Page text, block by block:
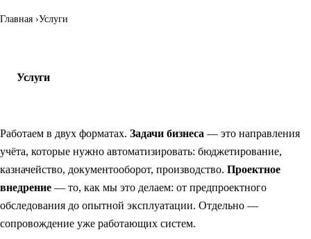
Главная Услуги
Услуги
Работаем в двух форматах. Задачи бизнеса — это направления
учёта, которые нужно автоматизировать: бюджетирование,
казначейство, документооборот, производство. Проектное
внедрение — то, как мы это делаем: от предпроектного
обследования до опытной эксплуатации. Отдельно —
сопровождение уже работающих систем.